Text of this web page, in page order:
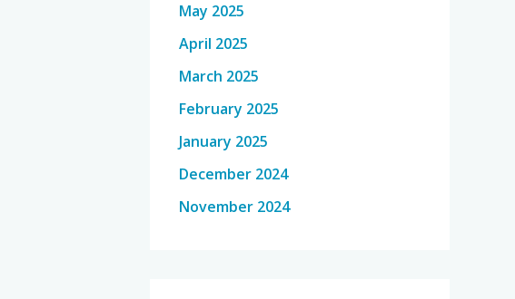
May 2025
April 2025
March 2025
February 2025
January 2025
December 2024
November 2024